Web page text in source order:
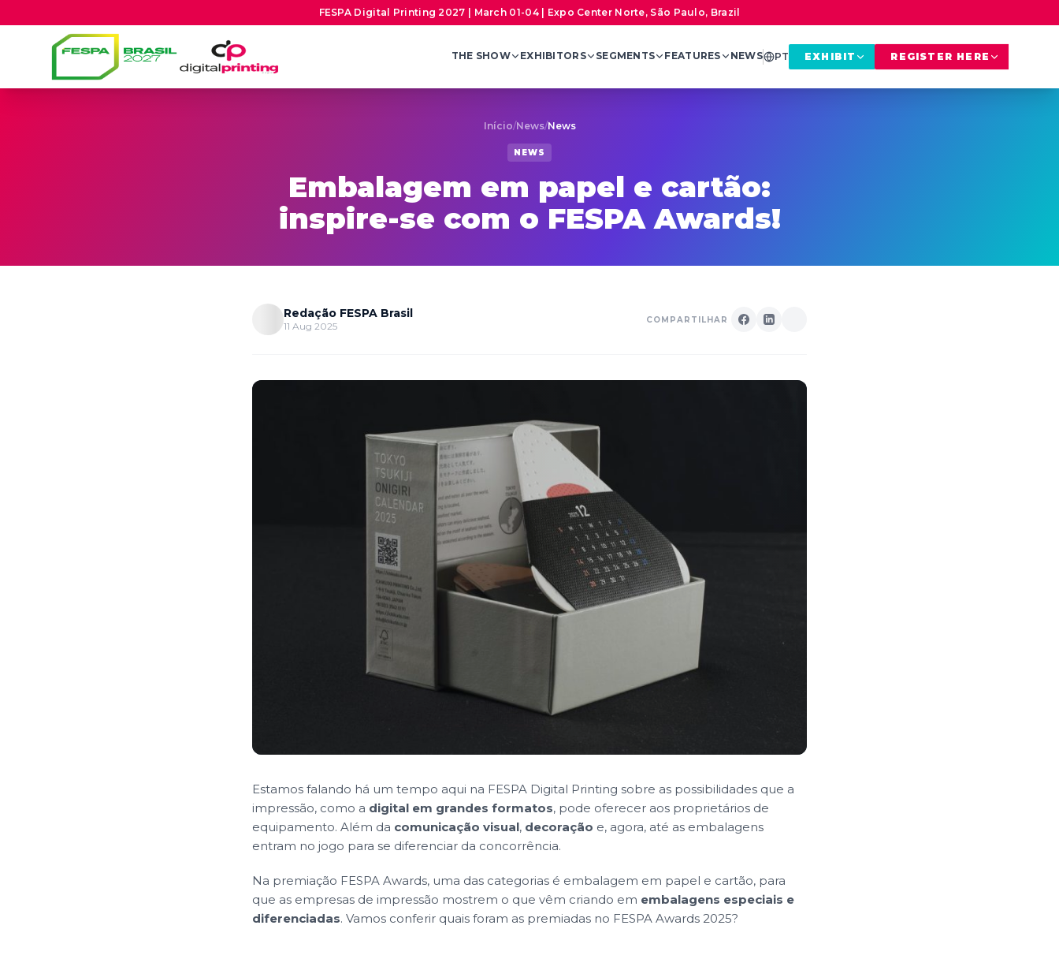
FESPA Digital Printing 2027 | March 01-04 | Expo Center Norte, São Paulo, Brazil
THE SHOW EXHIBITORS SEGMENTS FEATURES NEWS PT EXHIBIT REGISTER HERE
Início/News/News
NEWS
Embalagem em papel e cartão:
inspire-se com o FESPA Awards!
Redação FESPA Brasil
11 Aug 2025
COMPARTILHAR
Estamos falando há um tempo aqui na FESPA Digital Printing sobre as possibilidades que a
impressão, como a digital em grandes formatos, pode oferecer aos proprietários de
equipamento. Além da comunicação visual, decoração e, agora, até as embalagens
entram no jogo para se diferenciar da concorrência.
Na premiação FESPA Awards, uma das categorias é embalagem em papel e cartão, para
que as empresas de impressão mostrem o que vêm criando em embalagens especiais e
diferenciadas. Vamos conferir quais foram as premiadas no FESPA Awards 2025?